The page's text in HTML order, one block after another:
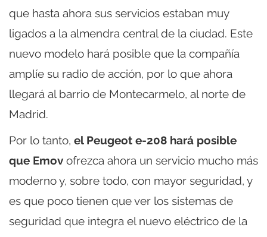
que hasta ahora sus servicios estaban muy
ligados a la almendra central de la ciudad. Este
nuevo modelo hará posible que la compañía
amplíe su radio de acción, por lo que ahora
llegará al barrio de Montecarmelo, al norte de
Madrid.
Por lo tanto, el Peugeot e-208 hará posible
que Emov ofrezca ahora un servicio mucho más
moderno y, sobre todo, con mayor seguridad, y
es que poco tienen que ver los sistemas de
seguridad que integra el nuevo eléctrico de la